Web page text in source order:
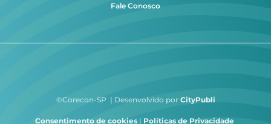
Fale Conosco
©Corecon-SP | Desenvolvido por CityPubli
Consentimento de cookies | Políticas de Privacidade